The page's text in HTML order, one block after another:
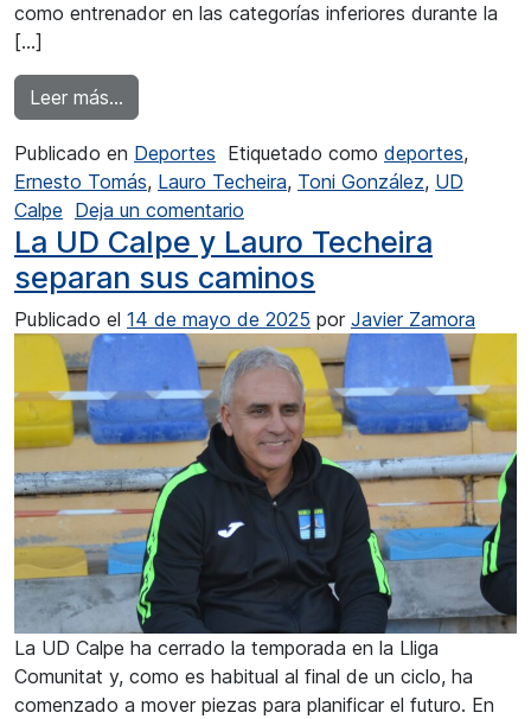
como entrenador en las categorías inferiores durante la
[…]
Leer más…
Publicado en Deportes Etiquetado como deportes,
Ernesto Tomás, Lauro Techeira, Toni González, UD
Calpe Deja un comentario
La UD Calpe y Lauro Techeira
separan sus caminos
Publicado el 14 de mayo de 2025 por Javier Zamora
La UD Calpe ha cerrado la temporada en la Lliga
Comunitat y, como es habitual al final de un ciclo, ha
comenzado a mover piezas para planificar el futuro. En